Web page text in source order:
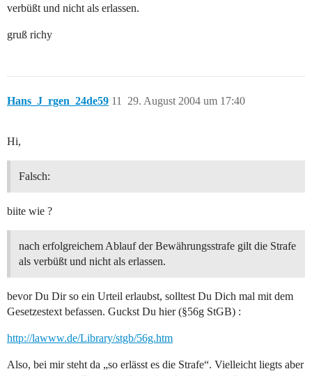
verbüßt und nicht als erlassen.
gruß richy
Hans_J_rgen_24de59 29. August 2004 um 17:40
11
Hi,
Falsch:
biite wie ?
nach erfolgreichem Ablauf der Bewährungsstrafe gilt die Strafe
als verbüßt und nicht als erlassen.
bevor Du Dir so ein Urteil erlaubst, solltest Du Dich mal mit dem
Gesetzestext befassen. Guckst Du hier (§56g StGB) :
http://lawww.de/Library/stgb/56g.htm
Also, bei mir steht da „so erlässt es die Strafe“. Vielleicht liegts aber